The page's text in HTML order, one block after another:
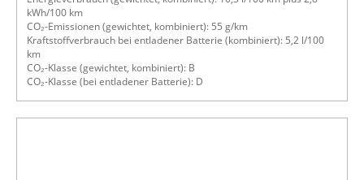
kWh/100 km
CO₂-Emissionen (gewichtet, kombiniert): 55 g/km
Kraftstoffverbrauch bei entladener Batterie (kombiniert): 5,2 l/100
km
CO₂-Klasse (gewichtet, kombiniert): B
CO₂-Klasse (bei entladener Batterie): D